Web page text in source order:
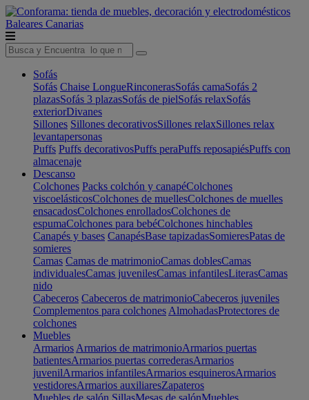
Baleares Canarias
Sofás
Sofás Chaise LongueRinconerasSofás camaSofás 2
plazasSofás 3 plazasSofás de pielSofás relaxSofás
exteriorDivanes
Sillones Sillones decorativosSillones relaxSillones relax
levantapersonas
Puffs Puffs decorativosPuffs peraPuffs reposapiésPuffs con
almacenaje
Descanso
Colchones Packs colchón y canapéColchones
viscoelásticosColchones de muellesColchones de muelles
ensacadosColchones enrolladosColchones de
espumaColchones para bebéColchones hinchables
Canapés y bases CanapésBase tapizadasSomieresPatas de
somieres
Camas Camas de matrimonioCamas doblesCamas
individualesCamas juvenilesCamas infantilesLiterasCamas
nido
Cabeceros Cabeceros de matrimonioCabeceros juveniles
Complementos para colchones AlmohadasProtectores de
colchones
Muebles
Armarios Armarios de matrimonioArmarios puertas
batientesArmarios puertas correderasArmarios
juvenilArmarios infantilesArmarios esquinerosArmarios
vestidoresArmarios auxiliaresZapateros
Muebles de salón SillasMesas de salónMuebles